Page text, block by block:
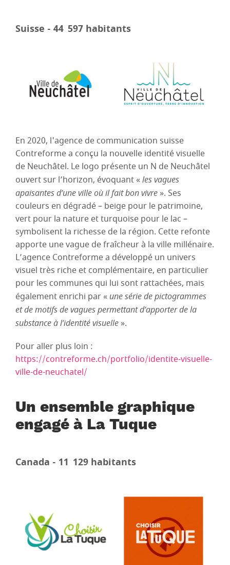
Suisse - 44 597 habitants
En 2020, l'agence de communication suisse
Contreforme a conçu la nouvelle identité visuelle
de Neuchâtel. Le logo présente un N de Neuchâtel
ouvert sur l’horizon, évoquant «les vagues
apaisantes d’une ville où il fait bon vivre ». Ses
couleurs en dégradé – beige pour le patrimoine,
vert pour la nature et turquoise pour le lac –
symbolisent la richesse de la région. Cette refonte
apporte une vague de fraîcheur à la ville millénaire.
L’agence Contreforme a développé un univers
visuel très riche et complémentaire, en particulier
pour les communes qui lui sont rattachées, mais
également enrichi par « une série de pictogrammes
et de motifs de vagues permettant d’apporter de la
substance à l’identité visuelle ».
Pour aller plus loin :
https://contreforme.ch/portfolio/identite-visuelle-
ville-de-neuchatel/
Un ensemble graphique
engagé à La Tuque
Canada - 11 129 habitants